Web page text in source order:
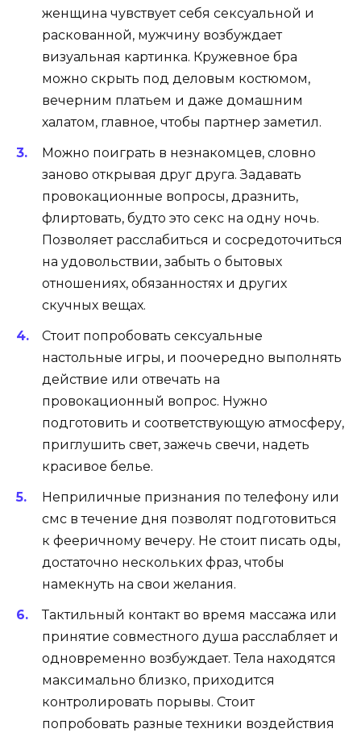
женщина чувствует себя сексуальной и
раскованной, мужчину возбуждает
визуальная картинка. Кружевное бра
можно скрыть под деловым костюмом,
вечерним платьем и даже домашним
халатом, главное, чтобы партнер заметил.
Можно поиграть в незнакомцев, словно
заново открывая друг друга. Задавать
провокационные вопросы, дразнить,
флиртовать, будто это секс на одну ночь.
Позволяет расслабиться и сосредоточиться
на удовольствии, забыть о бытовых
отношениях, обязанностях и других
скучных вещах.
Стоит попробовать сексуальные
настольные игры, и поочередно выполнять
действие или отвечать на
провокационный вопрос. Нужно
подготовить и соответствующую атмосферу,
приглушить свет, зажечь свечи, надеть
красивое белье.
Неприличные признания по телефону или
смс в течение дня позволят подготовиться
к фееричному вечеру. Не стоит писать оды,
достаточно нескольких фраз, чтобы
намекнуть на свои желания.
Тактильный контакт во время массажа или
принятие совместного душа расслабляет и
одновременно возбуждает. Тела находятся
максимально близко, приходится
контролировать порывы. Стоит
попробовать разные техники воздействия